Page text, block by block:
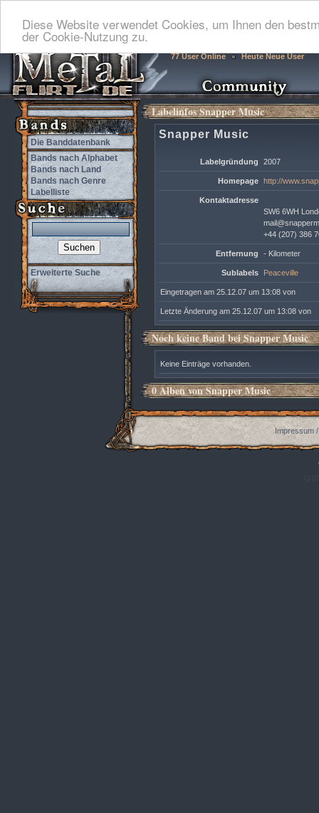
Diese Website verwendet Cookies, um Ihnen den
der Cookie-Nutzung zu.
77 User Online Heute Neue User
Die Banddatenbank
Bands nach Alphabet
Bands nach Land
Bands nach Genre
Labelliste
Erweiterte Suche
Labelinfos Snapper Music
Snapper Music
Labelgründung 2007
Homepage http://
Kontaktadresse
SW6 6WH
+44 (207) 386
Entfernung - Kilometer
Sublabels Peaceville
Eingetragen am 25.12.07 um 13:08 von
Letzte Änderung am 25.12.07 um 13:08 von
Noch keine Band bei Snapper Music
Keine Einträge vorhanden.
0 Alben von Snapper Music
Impressum